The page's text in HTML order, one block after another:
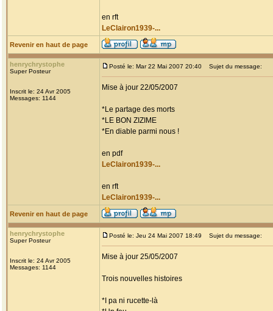
en rft
LeClairon1939-...
Revenir en haut de page
henrychrystophe
Super Posteur
Inscrit le: 24 Avr 2005
Messages: 1144
Posté le: Mar 22 Mai 2007 20:40 Sujet du message:
Mise à jour 22/05/2007
*Le partage des morts
*LE BON ZIZIME
*En diable parmi nous !
en pdf
LeClairon1939-...
en rft
LeClairon1939-...
Revenir en haut de page
henrychrystophe
Super Posteur
Inscrit le: 24 Avr 2005
Messages: 1144
Posté le: Jeu 24 Mai 2007 18:49 Sujet du message:
Mise à jour 25/05/2007
Trois nouvelles histoires
*I pa ni rucette-là